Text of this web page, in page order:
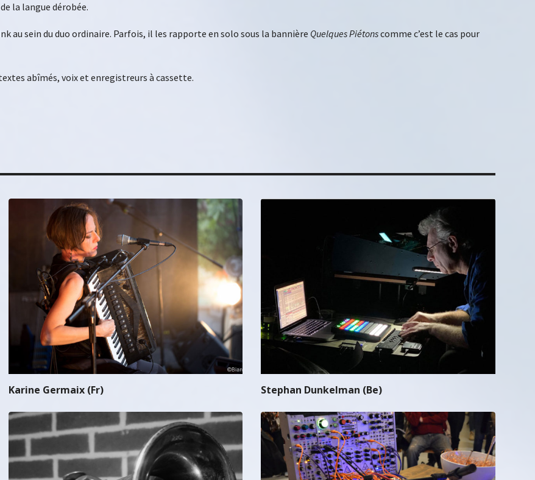
la langue dérobée.
au sein du duo ordinaire. Parfois, il les rapporte en solo sous la bannière Quelques Piétonscomme c’est le cas pour
abîmés, voix et enregistreurs à cassette.
Karine Germaix (Fr) Stephan Dunkelman (Be)